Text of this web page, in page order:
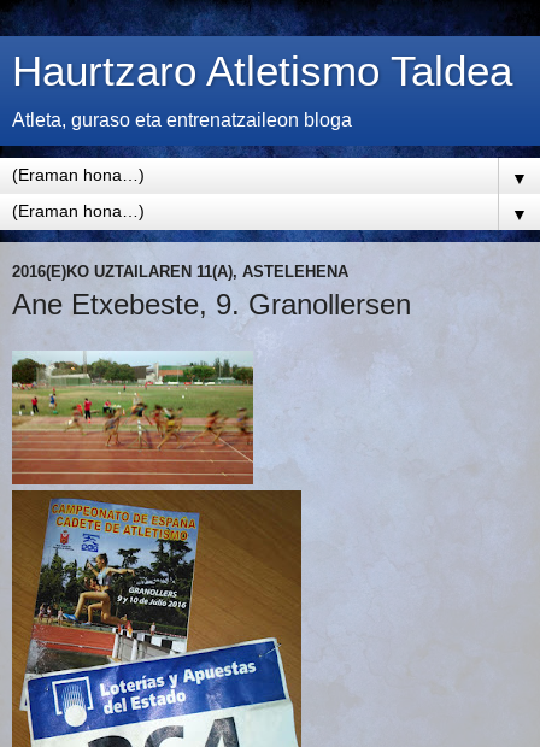
Haurtzaro Atletismo Taldea
Atleta, guraso eta entrenatzaileon bloga
▼
▼
2016(E)KO UZTAILAREN 11(A), ASTELEHENA
Ane Etxebeste, 9. Granollersen